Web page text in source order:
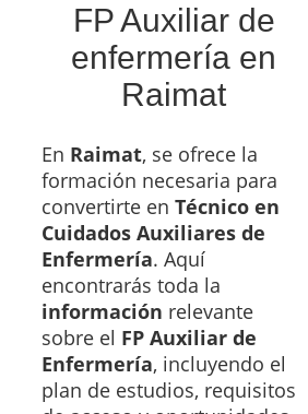
FP Auxiliar de
enfermería en
Raimat
En Raimat, se ofrece la
formación necesaria para
convertirte en Técnico en
Cuidados Auxiliares de
Enfermería. Aquí
encontrarás toda la
información relevante
sobre el FP Auxiliar de
Enfermería, incluyendo el
plan de estudios, requisitos